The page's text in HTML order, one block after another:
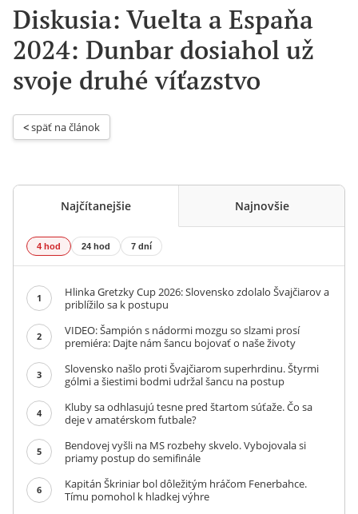
Diskusia: Vuelta a Espaňa
2024: Dunbar dosiahol už
svoje druhé víťazstvo
< späť na článok
Najčítanejšie Najnovšie
4 hod 24 hod 7 dní
1
Hlinka Gretzky Cup 2026: Slovensko zdolalo Švajčiarov a
priblížilo sa k postupu
2
VIDEO: Šampión s nádormi mozgu so slzami prosí
premiéra: Dajte nám šancu bojovať o naše životy
3
Slovensko našlo proti Švajčiarom superhrdinu. Štyrmi
gólmi a šiestimi bodmi udržal šancu na postup
4
Kluby sa odhlasujú tesne pred štartom súťaže. Čo sa
deje v amatérskom futbale?
5
Bendovej vyšli na MS rozbehy skvelo. Vybojovala si
priamy postup do semifinále
6
Kapitán Škriniar bol dôležitým hráčom Fenerbahce.
Tímu pomohol k hladkej výhre